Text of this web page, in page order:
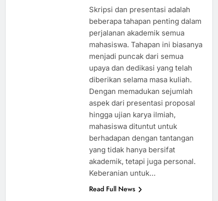
Skripsi dan presentasi adalah
beberapa tahapan penting dalam
perjalanan akademik semua
mahasiswa. Tahapan ini biasanya
menjadi puncak dari semua
upaya dan dedikasi yang telah
diberikan selama masa kuliah.
Dengan memadukan sejumlah
aspek dari presentasi proposal
hingga ujian karya ilmiah,
mahasiswa dituntut untuk
berhadapan dengan tantangan
yang tidak hanya bersifat
akademik, tetapi juga personal.
Keberanian untuk…
Read Full News